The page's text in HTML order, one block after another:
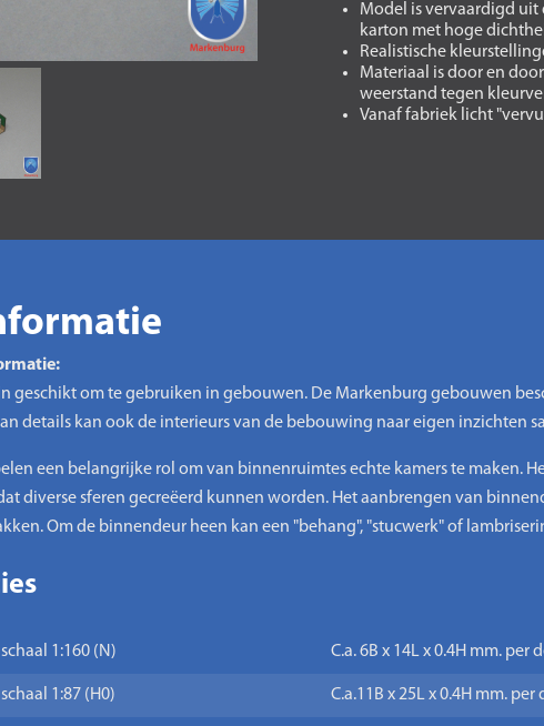
Model is vervaardigd
karton met hoge
Realistische
Materiaal is door en
weerstand tegen
Vanaf fabriek licht
geschikt om te gebruiken in gebouwen. De Markenburg gebouwen
details kan ook de interieurs van de bebouwing naar eigen inzichten
een belangrijke rol om van binnenruimtes echte kamers te maken.
diverse sferen gecreëerd kunnen worden. Het aanbrengen van
Om de binnendeur heen kan een "behang", "stucwerk" of
1:160 (N) C.a. 6B x 14L x 0.4H mm. per
1:87 (H0) C.a.11B x 25L x 0.4H mm.